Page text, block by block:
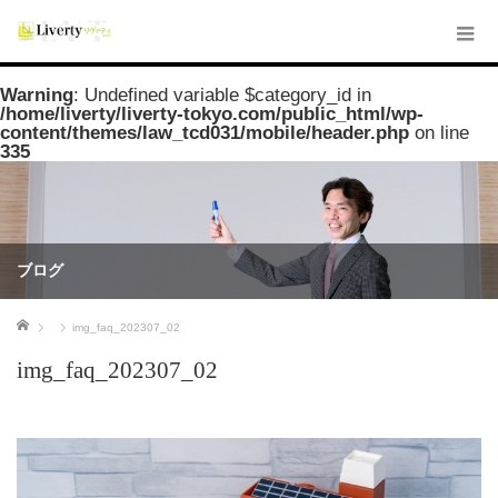
Warning: Undefined variable $category_id in
/home/liverty/liverty-tokyo.com/public_html/wp-
content/themes/law_tcd031/mobile/header.php on line
335
ブログ
ホーム img_faq_202307_02
img_faq_202307_02